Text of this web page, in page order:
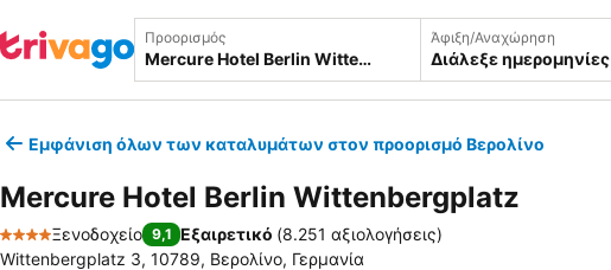
Προορισμός Άφιξη/Αναχώρηση
Διάλεξε ημερομηνίες
Εμφάνιση όλων των καταλυμάτων στον προορισμό Βερολίνο
Mercure Hotel Berlin Wittenbergplatz
4 Αστέρια
Ξενοδοχείο 9,1 Εξαιρετικό (8.251 αξιολογήσεις)
Wittenbergplatz 3, 10789, Βερολίνο, Γερμανία